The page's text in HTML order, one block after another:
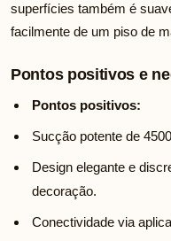
superfícies também é
facilmente de um piso de
Pontos positivos e
Pontos positivos:
Sucção potente de
Design elegante e
decoração.
Conectividade via